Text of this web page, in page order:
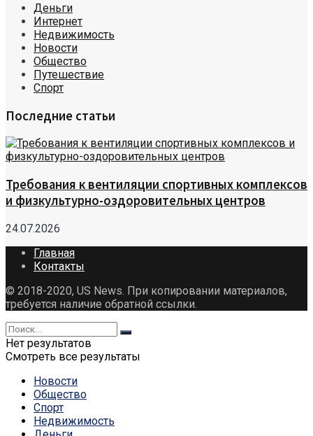
Деньги
Интернет
Недвижимость
Новости
Общество
Путешествие
Спорт
Последние статьи
Требования к вентиляции спортивных комплексов
и физкультурно-оздоровительных центров
24.07.2026
Главная
Контакты
© 2018-2020, US News. При копировании материалов,
требуется наличие обратной ссылки.
Нет результатов
Смотреть все результаты
Новости
Общество
Спорт
Недвижимость